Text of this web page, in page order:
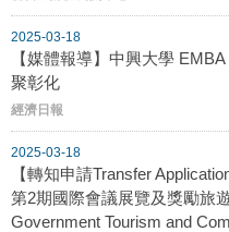
2025-03-18
【媒體報導】中興大學
聚彰化
經濟日報
2025-03-18
【轉知申請Transfer
第2期國際會議展覽及獎勵旅
Government Tourism and